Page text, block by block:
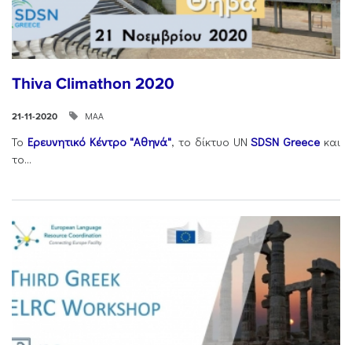
Thiva Climathon 2020
21-11-2020 ΜΑΑ
Το Ερευνητικό Κέντρο "Αθηνά", το δίκτυο UNSDSN Greece και
το...